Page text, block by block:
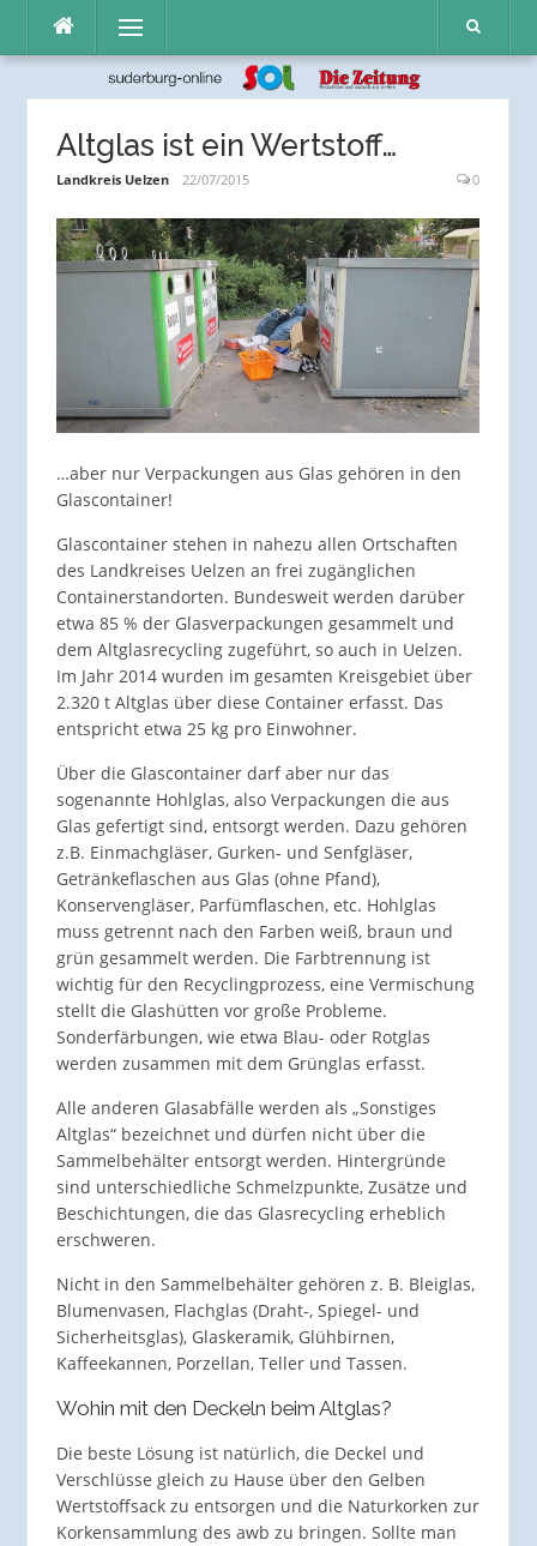
Inhalt
Menü
Altglas ist ein Wertstoff…
Landkreis Uelzen 22/07/2015 0
…aber nur Verpackungen aus Glas gehören in den
Glascontainer!
Glascontainer stehen in nahezu allen Ortschaften
des Landkreises Uelzen an frei zugänglichen
Containerstandorten. Bundesweit werden darüber
etwa 85 % der Glasverpackungen gesammelt und
dem Altglasrecycling zugeführt, so auch in Uelzen.
Im Jahr 2014 wurden im gesamten Kreisgebiet über
2.320 t Altglas über diese Container erfasst. Das
entspricht etwa 25 kg pro Einwohner.
Über die Glascontainer darf aber nur das
sogenannte Hohlglas, also Verpackungen die aus
Glas gefertigt sind, entsorgt werden. Dazu gehören
z.B. Einmachgläser, Gurken- und Senfgläser,
Getränkeflaschen aus Glas (ohne Pfand),
Konservengläser, Parfümflaschen, etc. Hohlglas
muss getrennt nach den Farben weiß, braun und
grün gesammelt werden. Die Farbtrennung ist
wichtig für den Recyclingprozess, eine Vermischung
stellt die Glashütten vor große Probleme.
Sonderfärbungen, wie etwa Blau- oder Rotglas
werden zusammen mit dem Grünglas erfasst.
Alle anderen Glasabfälle werden als „Sonstiges
Altglas“ bezeichnet und dürfen nicht über die
Sammelbehälter entsorgt werden. Hintergründe
sind unterschiedliche Schmelzpunkte, Zusätze und
Beschichtungen, die das Glasrecycling erheblich
erschweren.
Nicht in den Sammelbehälter gehören z. B. Bleiglas,
Blumenvasen, Flachglas (Draht-, Spiegel- und
Sicherheitsglas), Glaskeramik, Glühbirnen,
Kaffeekannen, Porzellan, Teller und Tassen.
Wohin mit den Deckeln beim Altglas?
Die beste Lösung ist natürlich, die Deckel und
Verschlüsse gleich zu Hause über den Gelben
Wertstoffsack zu entsorgen und die Naturkorken zur
Korkensammlung des awb zu bringen. Sollte man